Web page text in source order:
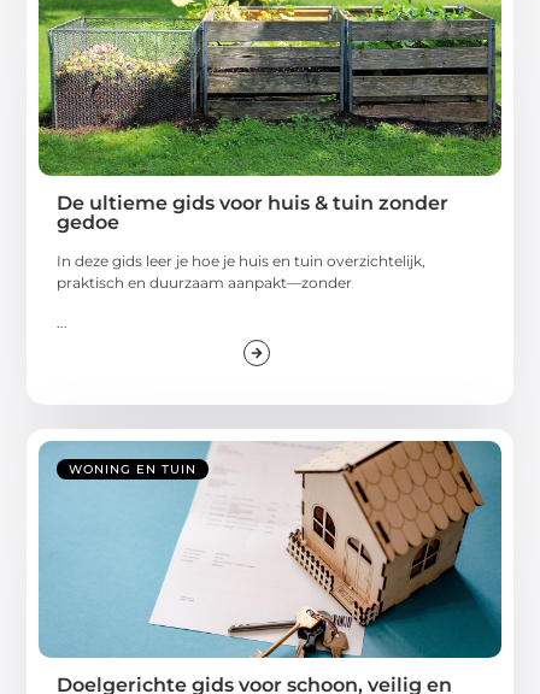
De ultieme gids voor huis & tuin zonder
gedoe
In deze gids leer je hoe je huis en tuin overzichtelijk,
praktisch en duurzaam aanpakt—zonder
WONING EN TUIN
Doelgerichte gids voor schoon, veilig en